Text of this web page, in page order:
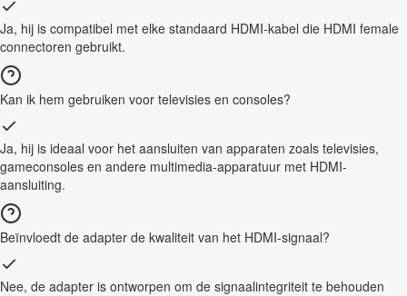
Ja, hij is compatibel met elke standaard HDMI-kabel die HDMI female
connectoren gebruikt.
Kan ik hem gebruiken voor televisies en consoles?
Ja, hij is ideaal voor het aansluiten van apparaten zoals televisies,
gameconsoles en andere multimedia-apparatuur met HDMI-
aansluiting.
Beïnvloedt de adapter de kwaliteit van het HDMI-signaal?
Nee, de adapter is ontworpen om de signaalintegriteit te behouden